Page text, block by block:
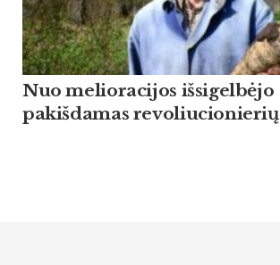
Nuo melioracijos išsigelbėjo
pakišdamas revoliucionierių